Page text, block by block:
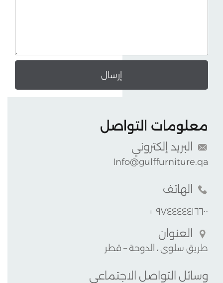
معلومات التواصل
البريد إلكتروني
Info@gulffurniture.qa
الهاتف
﹢٩٧٤٤٤٤٤١٦٦٠٠
العنوان
طريق سلوى ، الدوحة – قطر
وسائل التواصل الاجتماعي
إرسال